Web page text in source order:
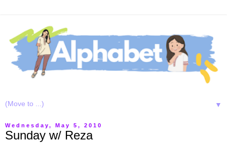
▼
Wednesday, May 5, 2010
Sunday w/ Reza